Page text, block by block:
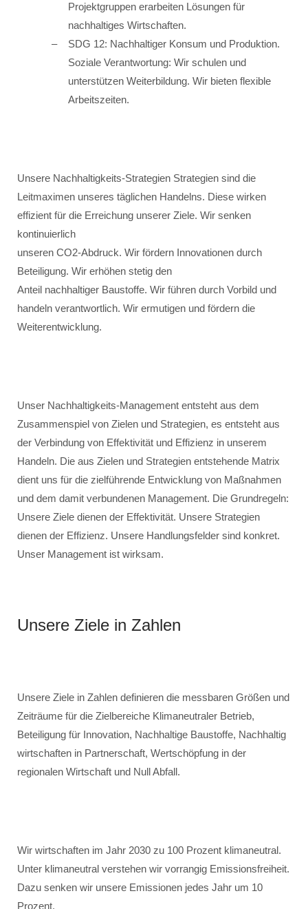
Projektgruppen erarbeiten Lösungen für
nachhaltiges Wirtschaften.
SDG 12: Nachhaltiger Konsum und Produktion.
Soziale Verantwortung: Wir schulen und
unterstützen Weiterbildung. Wir bieten flexible
Arbeitszeiten.
Unsere Nachhaltigkeits-Strategien Strategien sind die
Leitmaximen unseres täglichen Handelns. Diese wirken
effizient für die Erreichung unserer Ziele. Wir senken
kontinuierlich
unseren CO2-Abdruck. Wir fördern Innovationen durch
Beteiligung. Wir erhöhen stetig den
Anteil nachhaltiger Baustoffe. Wir führen durch Vorbild und
handeln verantwortlich. Wir ermutigen und fördern die
Weiterentwicklung.
Unser Nachhaltigkeits-Management entsteht aus dem
Zusammenspiel von Zielen und Strategien, es entsteht aus
der Verbindung von Effektivität und Effizienz in unserem
Handeln. Die aus Zielen und Strategien entstehende Matrix
dient uns für die zielführende Entwicklung von Maßnahmen
und dem damit verbundenen Management. Die Grundregeln:
Unsere Ziele dienen der Effektivität. Unsere Strategien
dienen der Effizienz. Unsere Handlungsfelder sind konkret.
Unser Management ist wirksam.
Unsere Ziele in Zahlen
Unsere Ziele in Zahlen definieren die messbaren Größen und
Zeiträume für die Zielbereiche Klimaneutraler Betrieb,
Beteiligung für Innovation, Nachhaltige Baustoffe, Nachhaltig
wirtschaften in Partnerschaft, Wertschöpfung in der
regionalen Wirtschaft und Null Abfall.
Wir wirtschaften im Jahr 2030 zu 100 Prozent klimaneutral.
Unter klimaneutral verstehen wir vorrangig Emissionsfreiheit.
Dazu senken wir unsere Emissionen jedes Jahr um 10
Prozent.